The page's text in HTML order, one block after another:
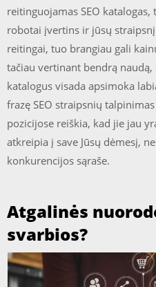
reitinguojamas SEO
robotai įvertins ir jūsų
reitingai, tuo brangiau gali
tačiau vertinant bendrą
katalogus visada apsimoka
frazę SEO straipsnių
pozicijose reiškia, kad jie jau
atkreipia į save Jūsų dėmesį,
konkurencijos sąraše.
Atgalinės
svarbios?